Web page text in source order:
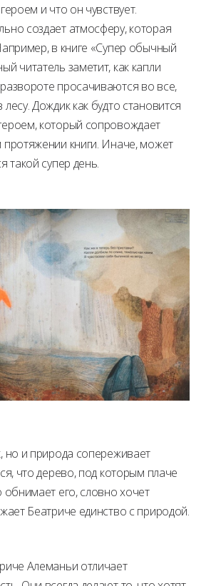
и что он чувствует.
создает атмосферу, которая
в книге «Супер обычный
читатель заметит, как капли
просачиваются во все,
Дождик как будто становится
который сопровождает
протяжении книги. Иначе, может
такой супер день.
но и природа сопереживает
что дерево, под которым плаче
обнимает его, словно хочет
Беатриче единство с природой.
Алеманьи отличает